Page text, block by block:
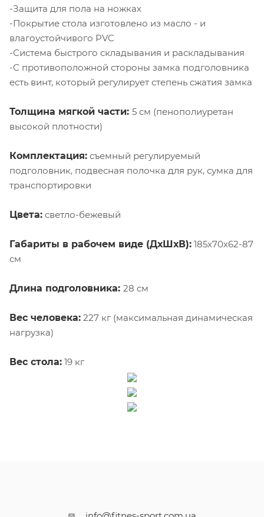
-Защита для пола на ножках
-Покрытие стола изготовлено из масло - и
влагоустойчивого PVC
-Система быстрого складывания и раскладывания
-С противоположной стороны замка подголовника
есть винт, который регулирует степень сжатия замка
Толщина мягкой части: 5 см (пенополиуретан
высокой плотности)
Комплектация: съемный регулируемый
подголовник, подвесная полочка для рук, сумка для
транспортировки
Цвета: светло-бежевый
Габариты в рабочем виде (ДхШхВ): 185х70х62-87
см
Длина подголовника: 28 см
Вес человека: 227 кг (максимальная динамическая
нагрузка)
Вес стола: 19 кг